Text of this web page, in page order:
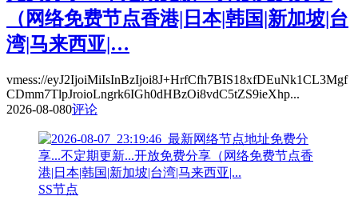
（网络免费节点香港|日本|韩国|新加坡|台
湾|马来西亚|…
vmess://eyJ2IjoiMiIsInBzIjoi8J+HrfCfh7BIS18xfDEuNk1CL3Mgf
CDmm7TlpJroioLngrk6IGh0dHBzOi8vdC5tZS9ieXhp...
2026-08-080评论
SS节点